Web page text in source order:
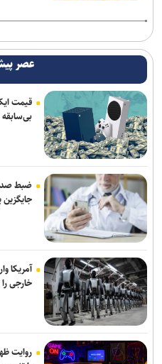
عصر
قیمت
بی‌سابقه ۷۹۹ یورو رسید
ضبط
آمریکا
خارجی
روایت